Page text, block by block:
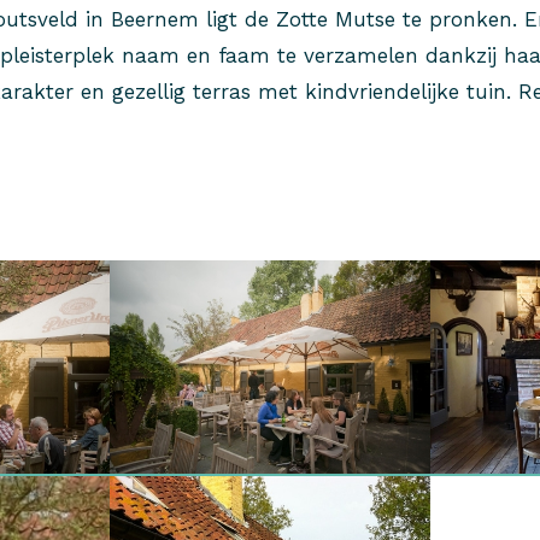
in Beernem ligt de Zotte Mutse te pronken.
naam en faam te verzamelen dankzij
en gezellig terras met kindvriendelijke tuin.